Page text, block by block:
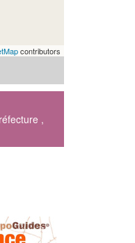
contributors
,